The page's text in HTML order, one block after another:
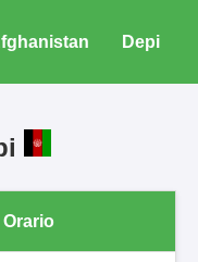
Depi
Orario